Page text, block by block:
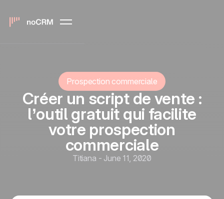
Prospection commerciale
Créer un script de vente :
l’outil gratuit qui facilite
votre prospection
commerciale
Titiana - June 11, 2020